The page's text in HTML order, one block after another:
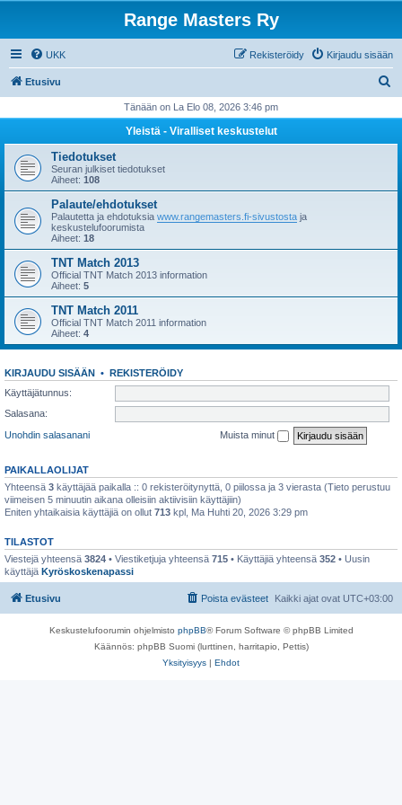
Range Masters Ry
UKK Kirjaudu sisään
Rekisteröidy
Etusivu
i
Tänään on La Elo 08, 2026 3:46 pm
Yleistä - Viralliset keskustelut
Tiedotukset
Seuran julkiset tiedotukset
Aiheet: 108
Palaute/ehdotukset
Palautetta ja ehdotuksia www.rangemasters.fi-sivustosta ja
keskustelufoorumista
Aiheet: 18
TNT Match 2013
Official TNT Match 2013 information
Aiheet: 5
TNT Match 2011
Official TNT Match 2011 information
Aiheet: 4
KIRJAUDU SISÄÄN • REKISTERÖIDY
Käyttäjätunnus:
Salasana:
Unohdin salasanani
Muista minut
PAIKALLAOLIJAT
Yhteensä 3 käyttäjää paikalla :: 0 rekisteröitynyttä, 0 piilossa ja 3 vierasta (Tieto perustuu
viimeisen 5 minuutin aikana olleisiin aktiivisiin käyttäjiin)
Eniten yhtaikaisia käyttäjiä on ollut 713 kpl, Ma Huhti 20, 2026 3:29 pm
TILASTOT
Viestejä yhteensä 3824 • Viestiketjuja yhteensä 715 • Käyttäjiä yhteensä 352 • Uusin
käyttäjä Kyröskoskenapassi
Etusivu Kaikki ajat ovat UTC+03:00
Poista evästeet
Keskustelufoorumin ohjelmisto phpBB® Forum Software © phpBB Limited
Käännös: phpBB Suomi (lurttinen, harritapio, Pettis)
Yksityisyys | Ehdot